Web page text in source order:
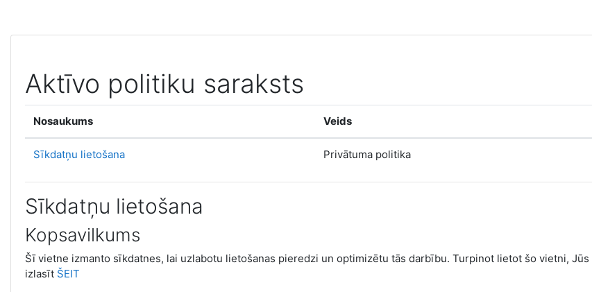
Aktīvo politiku saraksts
Nosaukums Veids
Sīkdatņu lietošana Privātuma politika
Sīkdatņu lietošana
Kopsavilkums
Šī vietne izmanto sīkdatnes, lai uzlabotu lietošanas pieredzi un optimizētu tās darbību. Turpinot lietot šo vietni,
izlasīt ŠEIT